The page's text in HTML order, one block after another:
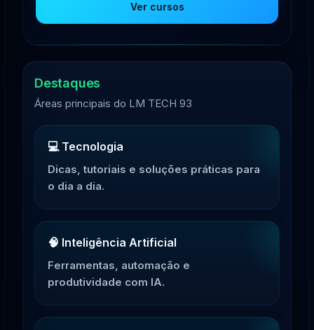
Ver cursos
Destaques
Áreas principais do LM TECH 93
💻 Tecnologia
Dicas, tutoriais e soluções práticas para
o dia a dia.
🧠 Inteligência Artificial
Ferramentas, automação e
produtividade com IA.